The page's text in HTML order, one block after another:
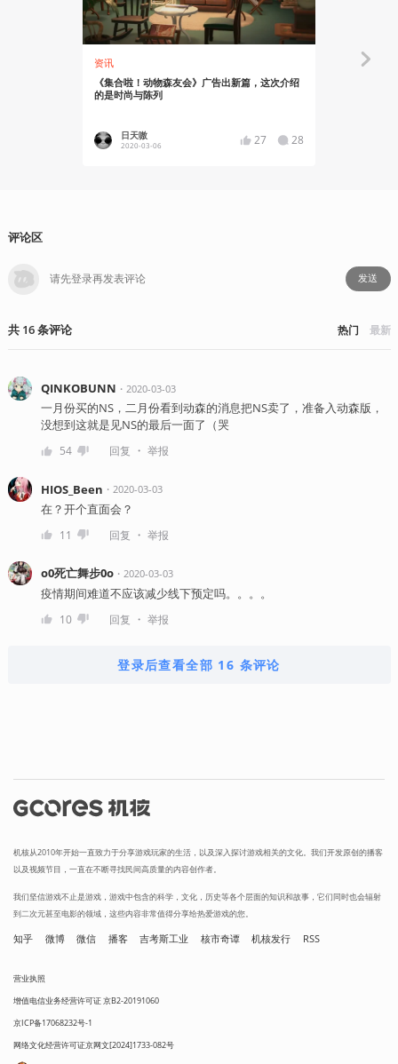
资讯
《集合啦！动物森友会》广告出新篇，这次介绍
的是时尚与陈列
日天嗷
2020-03-06 27 28
评论区
发送
共 16条评论 热门 最新
QINKOBUNN ・ 2020-03-03
一月份买的NS，二月份看到动森的消息把NS卖了，准备入动森版，
没想到这就是见NS的最后一面了（哭
54 回复 ・ 举报
HIOS_Been ・ 2020-03-03
在？开个直面会？
11 回复 ・ 举报
o0死亡舞步0o・ 2020-03-03
疫情期间难道不应该减少线下预定吗。。。。
10 回复 ・ 举报
登录后查看全部 16 条评论
机核从2010年开始一直致力于分享游戏玩家的生活，以及深入探讨游戏相关的文化。我们开发原创的播客
以及视频节目，一直在不断寻找民间高质量的内容创作者。
我们坚信游戏不止是游戏，游戏中包含的科学，文化，历史等各个层面的知识和故事，它们同时也会辐射
到二次元甚至电影的领域，这些内容非常值得分享给热爱游戏的您。
知乎 微博 微信 播客 吉考斯工业 核市奇谭 机核发行 RSS
营业执照
增值电信业务经营许可证 京B2-20191060
京ICP备17068232号-1
网络文化经营许可证京网文[2024]1733-082号